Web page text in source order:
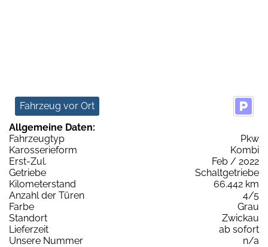
Fahrzeug vor Ort
Allgemeine Daten:
Fahrzeugtyp
Pkw
Karosserieform
Kombi
Erst-Zul.
Feb / 2022
Getriebe
Schaltgetriebe
Kilometerstand
66.442 km
Anzahl der Türen
4/5
Farbe
Grau
Standort
Zwickau
Lieferzeit
ab sofort
Unsere Nummer
n/a